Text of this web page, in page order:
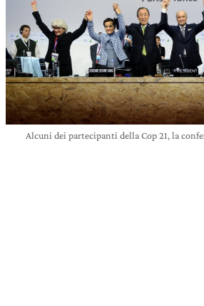
Alcuni dei partecipanti della Cop 21, la